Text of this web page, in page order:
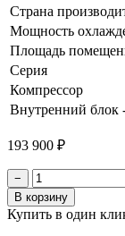
Страна
Мощность
Площадь
Серия
Компрессор
Внутренний блок
193 900 ₽
−
В корзину
Купить в один